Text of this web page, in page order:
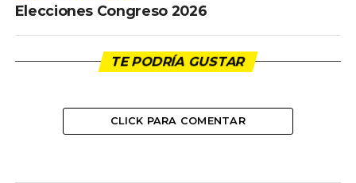
Elecciones Congreso 2026
TE PODRÍA GUSTAR
CLICK PARA COMENTAR